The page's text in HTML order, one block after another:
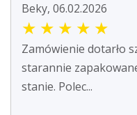
Beky, 06.02.2026
★ ★ ★ ★ ★
Zamówienie dotarło
starannie
stanie. Polec...